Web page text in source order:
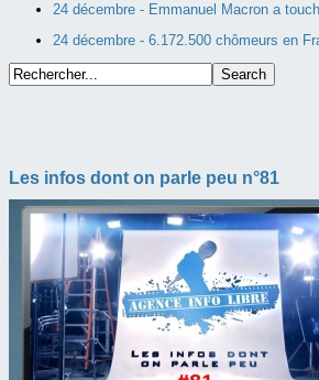
24 décembre - Emmanuel Macron a
24 décembre - 6.172.500 chômeurs en
Les infos dont on parle peu n°81